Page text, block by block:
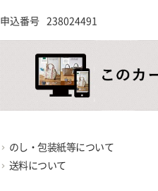
申込番号 238024491
のし・包装紙等について
送料について